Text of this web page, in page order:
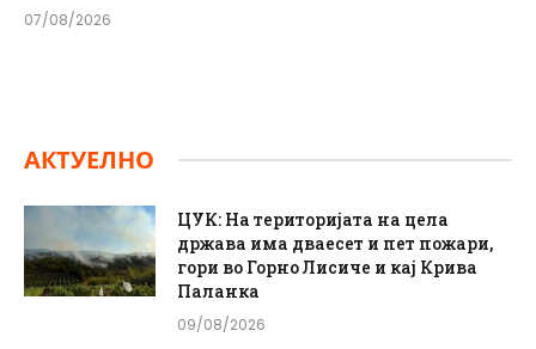
07/08/2026
АКТУЕЛНО
ЦУК: На територијата на цела
држава има дваесет и пет пожари,
гори во Горно Лисиче и кај Крива
Паланка
09/08/2026